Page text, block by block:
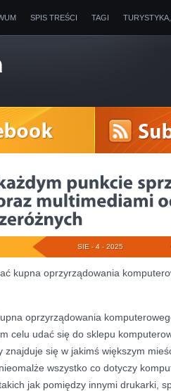
SPIS TREŚCI TAGI
SIE - 4 - 2025
kupna oprzyrządowania
oprzyrządowania
celu udać się do sklepu
znajduje się w jakimś większym
wszystko co dotyczy
jak pomiędzy innymi drukarki,